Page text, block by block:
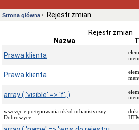
adresowe
Podstawy
i
Przedmiot
i
kompetencje
Sprawozdawczość
finansowa
Strona główna Rejestr zmian
Rejestr zmian
Nazwa
Prawa klienta
Prawa klienta
array ( 'visible' => 'f', )
wszczęcie postępowania układ urbanistyczny
Dobroszyce